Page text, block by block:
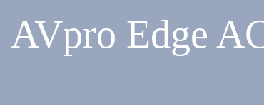
AVpro Edge